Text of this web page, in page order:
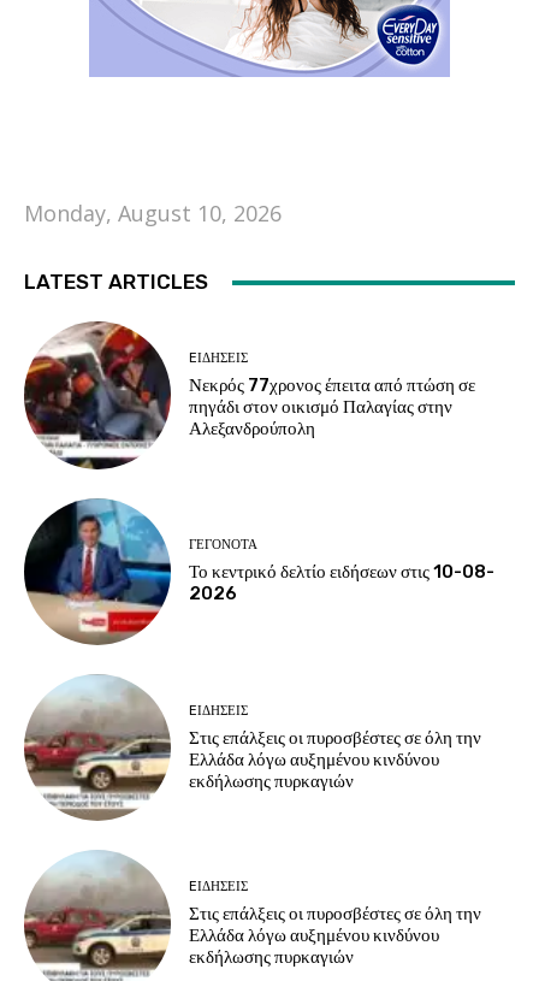
Monday, August 10, 2026
LATEST ARTICLES
EΙΔΗΣΕΙΣ
Νεκρός 77χρονος έπειτα από πτώση σε
πηγάδι στον οικισμό Παλαγίας στην
Αλεξανδρούπολη
ΓΕΓΟΝΟΤΑ
Το κεντρικό δελτίο ειδήσεων στις 10-08-
2026
EΙΔΗΣΕΙΣ
Στις επάλξεις οι πυροσβέστες σε όλη την
Ελλάδα λόγω αυξημένου κινδύνου
εκδήλωσης πυρκαγιών
EΙΔΗΣΕΙΣ
Στις επάλξεις οι πυροσβέστες σε όλη την
Ελλάδα λόγω αυξημένου κινδύνου
εκδήλωσης πυρκαγιών